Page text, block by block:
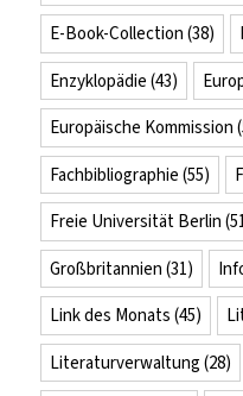
E-Book-Collection (38)
Enzyklopädie (43)
Europäische Kommission
Fachbibliographie (55)
Freie Universität Berlin
Großbritannien (31)
Link des Monats (45)
Literaturverwaltung (28)